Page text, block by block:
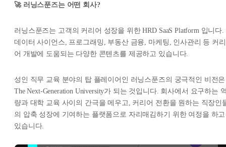
🚀 러닝스푼즈는 어떤 회사?
러닝스푼즈는 고객의 커리어 성장을 위한 HRD SaaS Platform 입니다.
데이터 사이언스, 프로그래밍, 부동산 금융, 마케팅, 인사관리 등 커리
어 개발에 도움되는 다양한 콘텐츠를 제공하고 있습니다.
성인 직무 교육 분야의 탑 플레이어인 러닝스푼즈의 궁극적인 비전은
The Next-Generation University가 되는 것입니다. 회사에서 요구하는
량과 대학 교육 사이의 간극을 메우고, 커리어 전환을 원하는 직장인
의 압축 성장에 기여하는 플랫폼으로 자리매김하기 위한 여정을 하고
있습니다.